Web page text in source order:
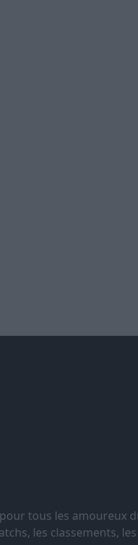
tous les amoureux
les classements,